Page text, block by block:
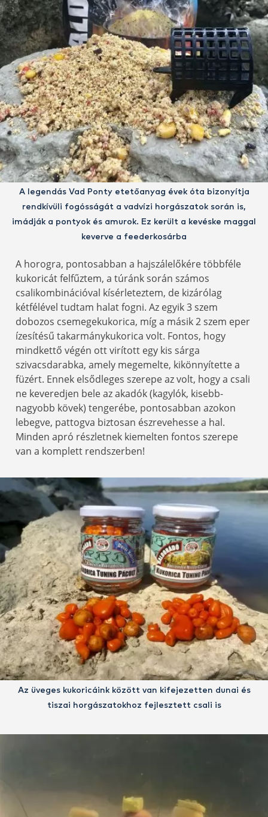
A legendás Vad Ponty etetőanyag évek óta bizonyítja
rendkívüli fogósságát a vadvízi horgászatok során is,
imádják a pontyok és amurok. Ez került a kevéske maggal
keverve a feederkosárba
A horogra, pontosabban a hajszálelőkére többféle
kukoricát felfűztem, a túránk során számos
csalikombinációval kísérleteztem, de kizárólag
kétfélével tudtam halat fogni. Az egyik 3 szem
dobozos csemegekukorica, míg a másik 2 szem eper
ízesítésű takarmánykukorica volt. Fontos, hogy
mindkettő végén ott virított egy kis sárga
szivacsdarabka, amely megemelte, kikönnyítette a
füzért. Ennek elsődleges szerepe az volt, hogy a csali
ne keveredjen bele az akadók (kagylók, kisebb-
nagyobb kövek) tengerébe, pontosabban azokon
lebegve, pattogva biztosan észrevehesse a hal.
Minden apró részletnek kiemelten fontos szerepe
van a komplett rendszerben!
Az üveges kukoricáink között van kifejezetten dunai és
tiszai horgászatokhoz fejlesztett csali is